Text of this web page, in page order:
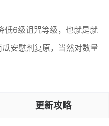
低6级诅咒等级，也就是就
安慰剂复原，当然对数量
更新攻略